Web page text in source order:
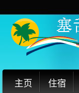
主页 住宿